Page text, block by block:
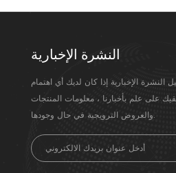
النشرة الإخبارية
الإخبارية إذا كان لديك أي اهتمام
على علم بأخبارنا ، معلومات المنتجات
والعروض الترويجية في حال وجودها.